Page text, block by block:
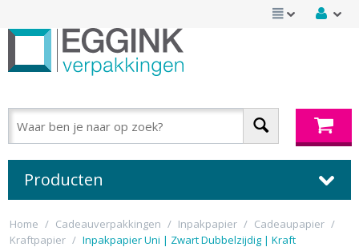
Producten
Home / Cadeauverpakkingen / Inpakpapier / Cadeaupapier /
Kraftpapier / Inpakpapier Uni | Zwart Dubbelzijdig | Kraft